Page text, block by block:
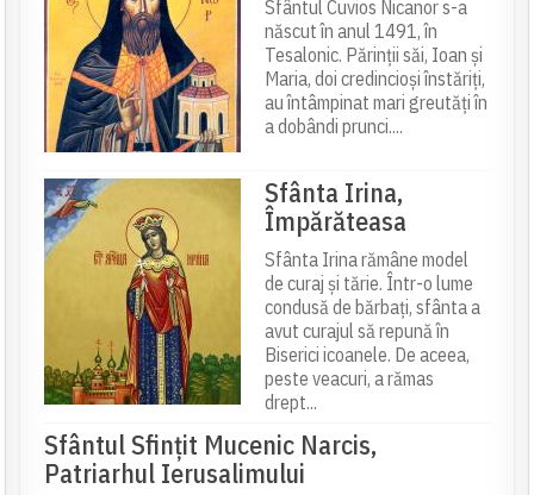
Sfântul Cuvios Nicanor s-a
născut în anul 1491, în
Tesalonic. Părinții săi, Ioan și
Maria, doi credincioși înstăriți,
au întâmpinat mari greutăți în
a dobândi prunci....
Sfânta Irina,
Împărăteasa
Sfânta Irina rămâne model
de curaj și tărie. Într-o lume
condusă de bărbați, sfânta a
avut curajul să repună în
Biserici icoanele. De aceea,
peste veacuri, a rămas
drept...
Sfântul Sfinţit Mucenic Narcis,
Patriarhul Ierusalimului